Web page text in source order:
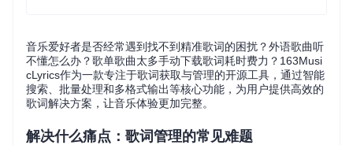
音乐爱好者是否经常遇到找不到精准歌词的困扰？外语歌曲听
不懂怎么办？歌单歌曲太多手动下载歌词耗时费力？163Musi
cLyrics作为一款专注于歌词获取与管理的开源工具，通过智能
搜索、批量处理和多格式输出等核心功能，为用户提供高效的
歌词解决方案，让音乐体验更加完整。
解决什么痛点：歌词管理的常见难题